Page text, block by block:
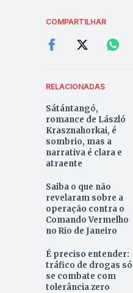
COMPARTILHAR
RELACIONADAS
Sátántangó,
romance de László
Krasznahorkai, é
sombrio, mas a
narrativa é clara e
atraente
Saiba o que não
revelaram sobre a
operação contra o
Comando Vermelho
no Rio de Janeiro
É preciso entender:
tráfico de drogas só
se combate com
tolerância zero